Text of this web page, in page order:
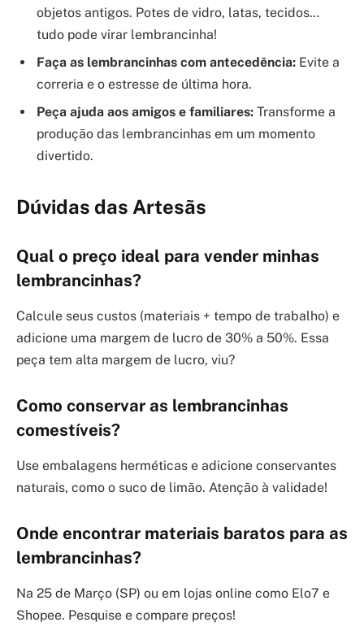
objetos antigos. Potes de vidro, latas, tecidos…
tudo pode virar lembrancinha!
Faça as lembrancinhas com antecedência: Evite a
correria e o estresse de última hora.
Peça ajuda aos amigos e familiares: Transforme a
produção das lembrancinhas em um momento
divertido.
Dúvidas das Artesãs
Qual o preço ideal para vender minhas
lembrancinhas?
Calcule seus custos (materiais + tempo de trabalho) e
adicione uma margem de lucro de 30% a 50%. Essa
peça tem alta margem de lucro, viu?
Como conservar as lembrancinhas
comestíveis?
Use embalagens herméticas e adicione conservantes
naturais, como o suco de limão. Atenção à validade!
Onde encontrar materiais baratos para as
lembrancinhas?
Na 25 de Março (SP) ou em lojas online como Elo7 e
Shopee. Pesquise e compare preços!